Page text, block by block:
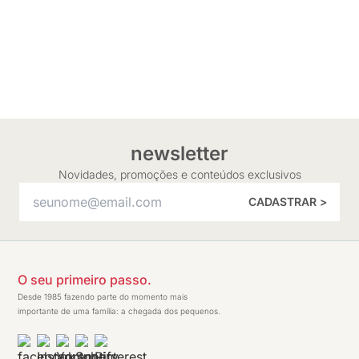
newsletter
Novidades, promoções e conteúdos exclusivos
CADASTRAR >
O seu primeiro passo.
Desde 1985 fazendo parte do momento mais
importante de uma família: a chegada dos pequenos.